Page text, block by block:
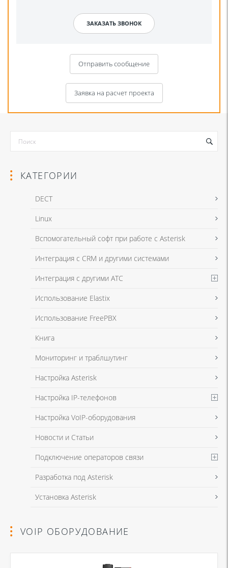
Отправить сообщение
Я даю согласие на обработку моих персональных данных для связи
в соответствии с Политикой в отношении обработки персональных
Заявка на расчет проекта
Я даю согласие на обработку моих персональных данных для связи
в соответствии с Политикой в отношении обработки персональных
КАТЕГОРИИ
DECT
Linux
Вспомогательный софт при работе с Asterisk
Интеграция с CRM и другими системами
Интеграция с другими АТС
Использование Elastix
Использование FreePBX
Книга
Мониторинг и траблшутинг
Настройка Asterisk
Настройка IP-телефонов
Настройка VoIP-оборудования
Новости и Статьи
Подключение операторов связи
Разработка под Asterisk
Установка Asterisk
VOIP ОБОРУДОВАНИЕ